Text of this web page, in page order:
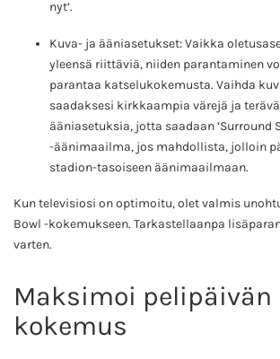
nyt’.
Kuva- ja ääniasetukset: Vaikka
yleensä riittäviä, niiden parantaminen
parantaa katselukokemusta. Vaihda
saadaksesi kirkkaampia värejä ja
ääniasetuksia, jotta saadaan ’Surround
-äänimaailma, jos mahdollista, jolloin
stadion-tasoiseen äänimaailmaan.
Kun televisiosi on optimoitu, olet valmis
Bowl -kokemukseen. Tarkastellaanpa
varten.
Maksimoi pelipäivän
kokemus